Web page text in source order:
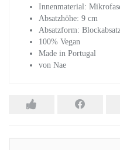
Innenmaterial:
Absatzhöhe: 9 cm
Absatzform:
100% Vegan
Made in Portugal
von Nae